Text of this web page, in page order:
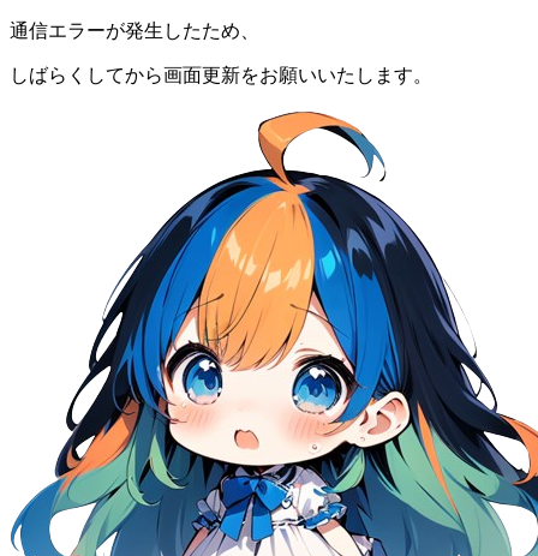
通信エラーが発生したため、
しばらくしてから画面更新をお願いいたします。